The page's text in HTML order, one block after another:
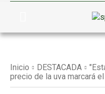
Inicio DESTACADA
precio de la uva marcará